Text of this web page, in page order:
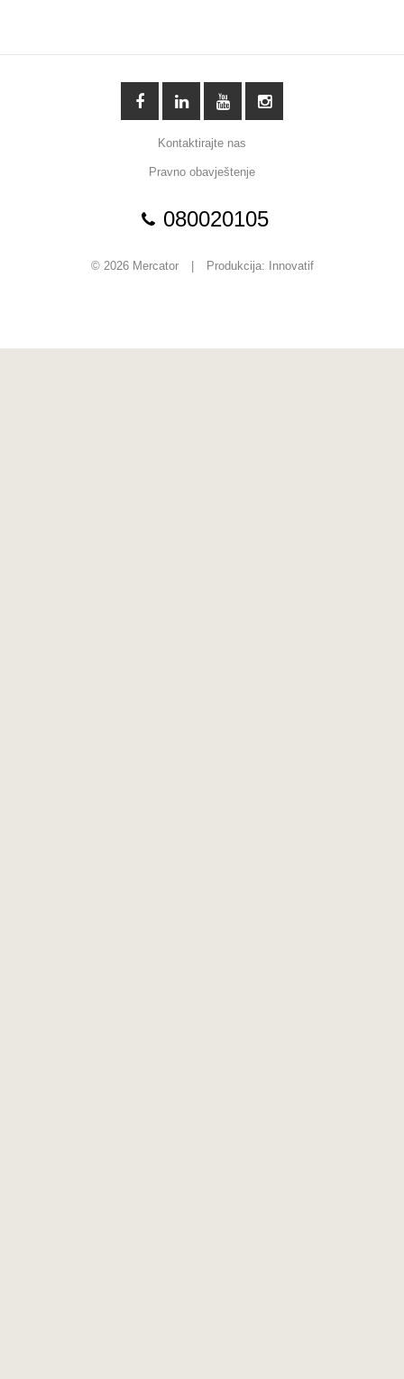
Kontaktirajte nas
Pravno obavještenje
080020105
© 2026 Mercator Produkcija: Innovatif